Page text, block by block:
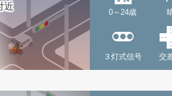
近
0～24歳
３灯式信号 交